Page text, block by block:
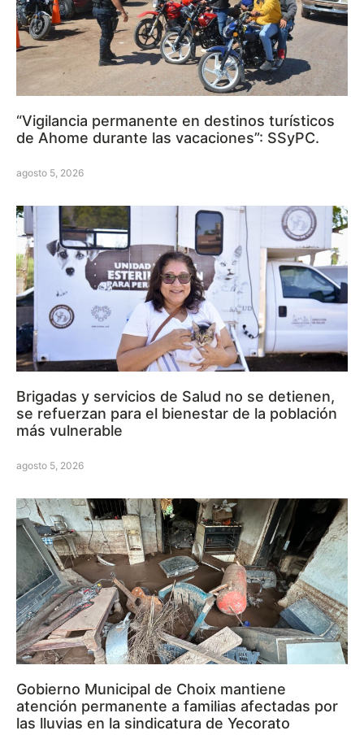
“Vigilancia permanente en destinos turísticos
de Ahome durante las vacaciones”: SSyPC.
agosto 5, 2026
Brigadas y servicios de Salud no se detienen,
se refuerzan para el bienestar de la población
más vulnerable
agosto 5, 2026
Gobierno Municipal de Choix mantiene
atención permanente a familias afectadas por
las lluvias en la sindicatura de Yecorato